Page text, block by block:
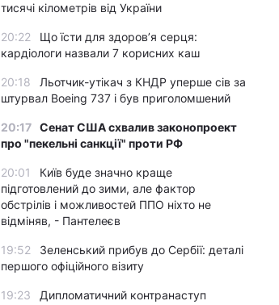
тисячі кілометрів від України
20:22
Що їсти для здоров’я серця:
кардіологи назвали 7 корисних каш
20:18
Льотчик-утікач з КНДР уперше сів за
штурвал Boeing 737 і був приголомшений
20:17 Сенат США схвалив законопроект
про "пекельні санкції" проти РФ
20:01
Київ буде значно краще
підготовлений до зими, але фактор
обстрілів і можливостей ППО ніхто не
відміняв, - Пантелеєв
19:52
Зеленський прибув до Сербії: деталі
першого офіційного візиту
19:23
Дипломатичний контранаступ